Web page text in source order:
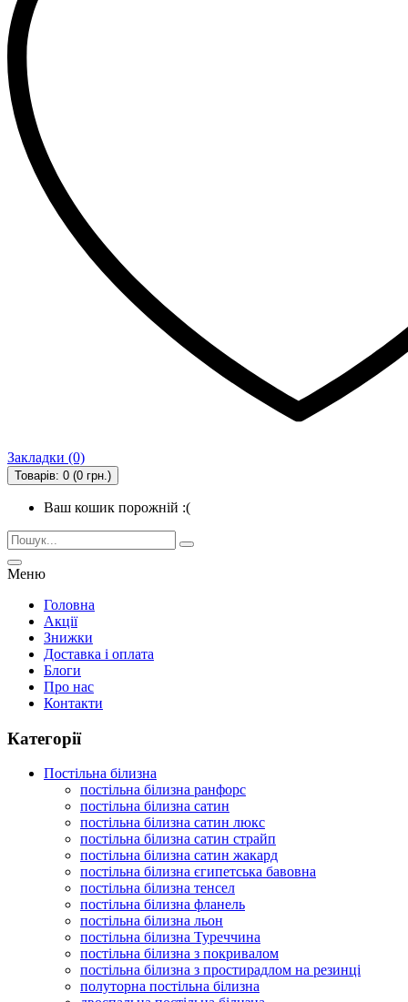
Закладки (0)
Товарів: 0 (0 грн.)
Ваш кошик порожній :(
Меню
Головна
Акції
Знижки
Доставка і оплата
Блоги
Про нас
Контакти
Категорії
Постільна білизна
постільна білизна ранфорс
постільна білизна сатин
постільна білизна сатин люкс
постільна білизна сатин страйп
постільна білизна сатин жакард
постільна білизна єгипетська бавовна
постільна білизна тенсел
постільна білизна фланель
постільна білизна льон
постільна білизна Туреччина
постільна білизна з покривалом
постільна білизна з простирадлом на резинці
полуторна постільна білизна